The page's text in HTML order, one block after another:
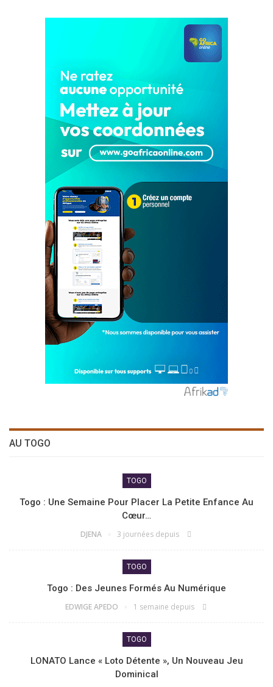
AU TOGO
TOGO
Togo : Une Semaine Pour Placer La Petite Enfance Au
Cœur…
DJENA 3 journées depuis
TOGO
Togo : Des Jeunes Formés Au Numérique
EDWIGE APEDO 1 semaine depuis
TOGO
LONATO Lance « Loto Détente », Un Nouveau Jeu
Dominical